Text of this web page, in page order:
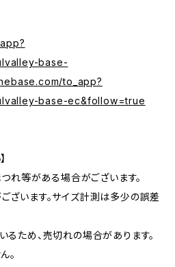
base-
to_app?
base-ec&follow=true
れ等がある場合がございます。
ざいます。サイズ計測は多少の誤差
ため、売切れの場合があります。
。